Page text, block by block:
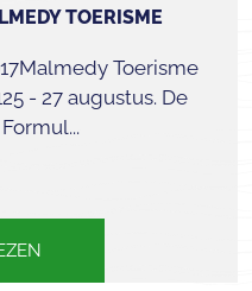
TOERISME
Toerisme
- 27 augustus. De